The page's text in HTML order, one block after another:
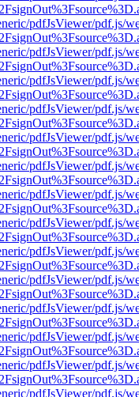
pdfJsViewer/pdf.js/
pdfJsViewer/pdf.js/
pdfJsViewer/pdf.js/
pdfJsViewer/pdf.js/
pdfJsViewer/pdf.js/
pdfJsViewer/pdf.js/
pdfJsViewer/pdf.js/
pdfJsViewer/pdf.js/
pdfJsViewer/pdf.js/
pdfJsViewer/pdf.js/
pdfJsViewer/pdf.js/
pdfJsViewer/pdf.js/
pdfJsViewer/pdf.js/
pdfJsViewer/pdf.js/